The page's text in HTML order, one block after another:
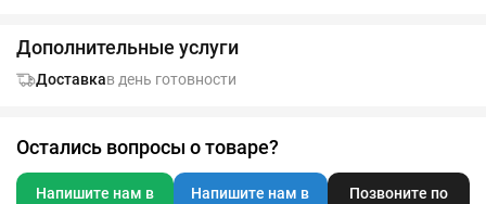
Дополнительные услуги
Доставкав день готовности
Остались вопросы о товаре?
Напишите нам в
Напишите нам в
Позвоните по